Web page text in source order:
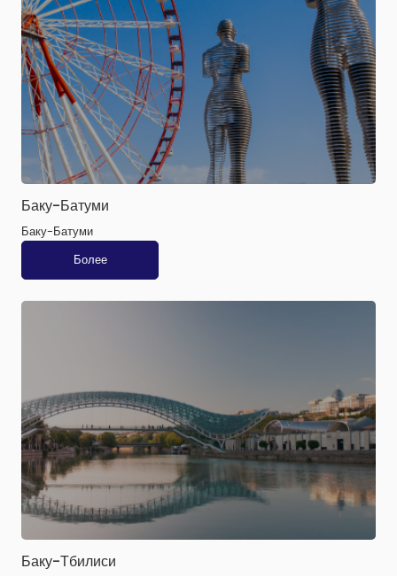
Баку-Батуми
Баку-Батуми
Более
Баку-Тбилиси